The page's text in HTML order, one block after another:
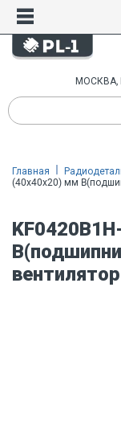
МОСКВА,
Главная
(40х40х20) мм
вентилятор